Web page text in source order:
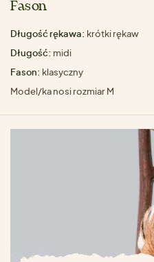
Fason
Długość rękawa: krótki rękaw
Długość: midi
Fason: klasyczny
Model/ka nosi rozmiar M